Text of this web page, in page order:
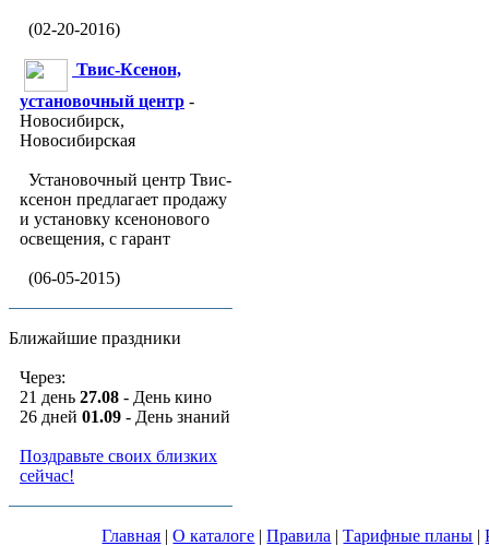
(02-20-2016)
Твис-Ксенон,
установочный центр -
Новосибирск,
Новосибирская
Установочный центр Твис-
ксенон предлагает продажу
и установку ксенонового
освещения, с гарант
(06-05-2015)
Ближайшие праздники
Через:
21 день 27.08 - День кино
26 дней 01.09 - День знаний
Поздравьте своих близких
сейчас!
Главная |О каталоге |Правила |Тарифные планы |